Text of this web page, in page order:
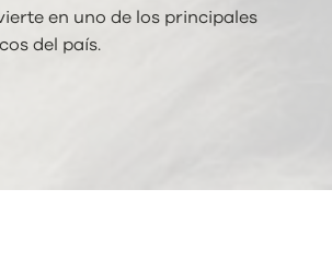
en uno de los principales
del país.